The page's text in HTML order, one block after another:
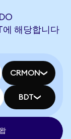
에 해당합니다
CRMON
BDT